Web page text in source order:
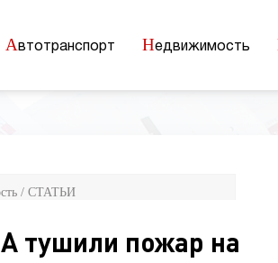
А втотранспорт Недвижимость
/ СТАТЬИ
тушили пожар на